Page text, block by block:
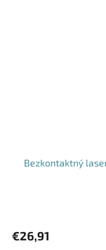
Bezkontaktný
€26,91